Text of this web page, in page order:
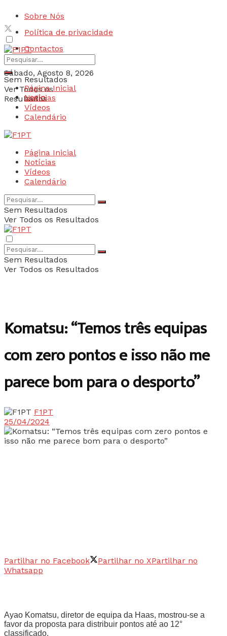
Sobre Nós
Política de privacidade
Contactos
Sábado, Agosto 8, 2026
Login
Sem Resultados
Ver Todos os
Resultados
Página Inicial
Notícias
Vídeos
Calendário
Página Inicial
Notícias
Vídeos
Calendário
Sem Resultados
Ver Todos os Resultados
Sem Resultados
Ver Todos os Resultados
Komatsu: “Temos três equipas
com zero pontos e isso não me
parece bom para o desporto”
F1PT
25/04/2024
Partilhar no Facebook Partilhar no XPartilhar no
Whatsapp
Ayao Komatsu, diretor de equipa da Haas, mostrou-se a
favor da proposta para distribuir pontos até ao 12°
classificado.